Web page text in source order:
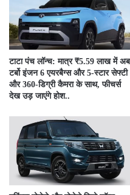
टाटा पंच लॉन्च: मात्र ₹5.59 लाख में अब
टर्बो इंजन ​6 एयरबैग्स और 5-स्टार सेफ्टी
और 360-डिग्री कैमरा के साथ, फीचर्स
देख उड़ जाएंगे होश..